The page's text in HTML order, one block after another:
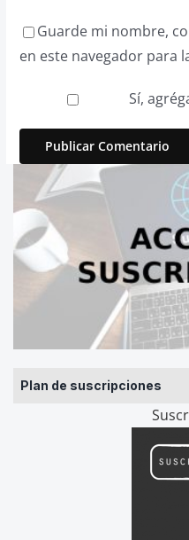
Plan de suscripciones
Guarde mi nombre,
en este navegador para
Sí,